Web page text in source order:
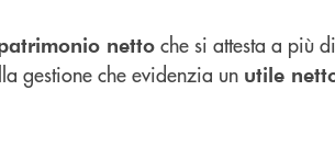
netto che si attesta a più di
gestione che evidenzia un utile